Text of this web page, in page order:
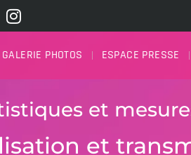
GALERIE PHOTOS ESPACE PRESSE
et
et